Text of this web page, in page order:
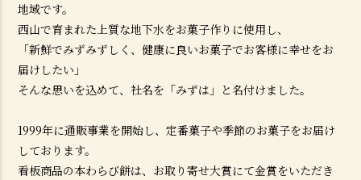
地域です。
西山で育まれた上質な地下水をお菓子作りに使用し、
「新鮮でみずみずしく、健康に良いお菓子でお客様に幸せをお
届けしたい」
そんな思いを込めて、社名を「みずは」と名付けました。
1999年に通販事業を開始し、定番菓子や季節のお菓子をお届け
しております。
看板商品の本わらび餅は、お取り寄せ大賞にて金賞をいただき